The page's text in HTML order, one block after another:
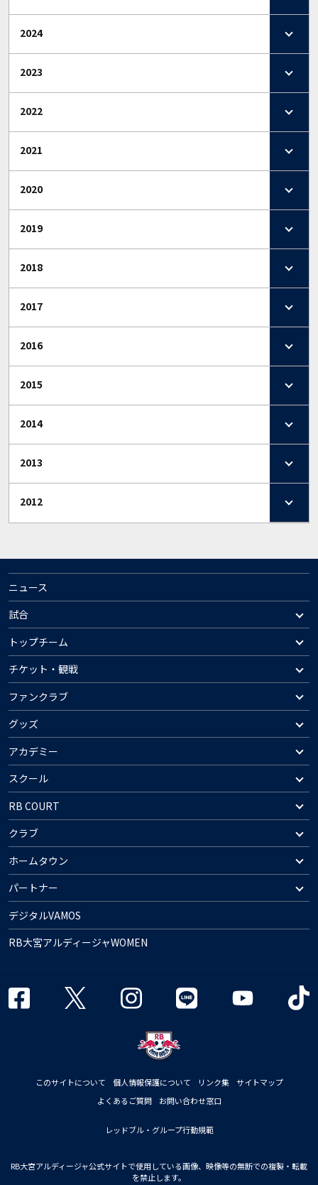
2024
2023
2022
2021
2020
2019
2018
2017
2016
2015
2014
2013
2012
ニュース
試合
トップチーム
チケット・観戦
ファンクラブ
グッズ
アカデミー
スクール
RB COURT
クラブ
ホームタウン
パートナー
デジタルVAMOS
RB大宮アルディージャWOMEN
このサイトについて 個人情報保護について リンク集
サイトマップ
よくあるご質問
お問い合わせ窓口
レッドブル・グループ行動規範
RB大宮アルディージャ公式サイトで使用している画像、映像等の無断での複製・転載
を禁止します。